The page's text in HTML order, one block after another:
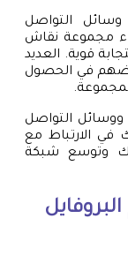
التواصل
مجموعة نقاش
قوية. العديد
في الحصول
التواصل
في الارتباط مع
وتوسع شبكة